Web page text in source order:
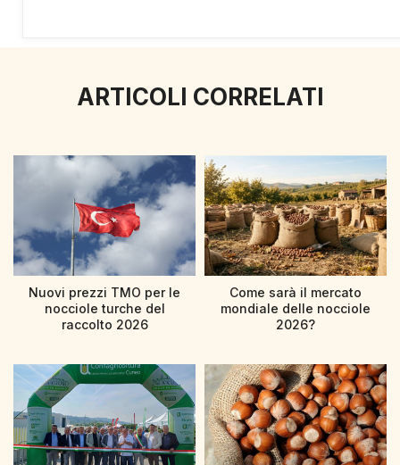
ARTICOLI CORRELATI
Nuovi prezzi TMO per le
nocciole turche del
raccolto 2026
Come sarà il mercato
mondiale delle nocciole
2026?